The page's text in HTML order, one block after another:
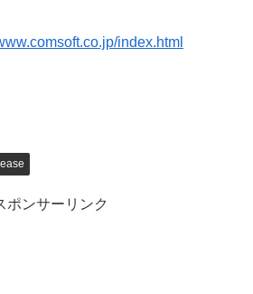
index.html
ポンサーリンク